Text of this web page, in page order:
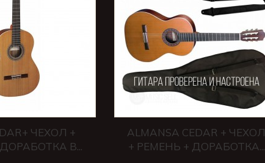
ЧЕХОЛ +
В...
ALMANSA CEDAR + ЧЕХОЛ
+ РЕМЕНЬ + ДОРАБОТКА...